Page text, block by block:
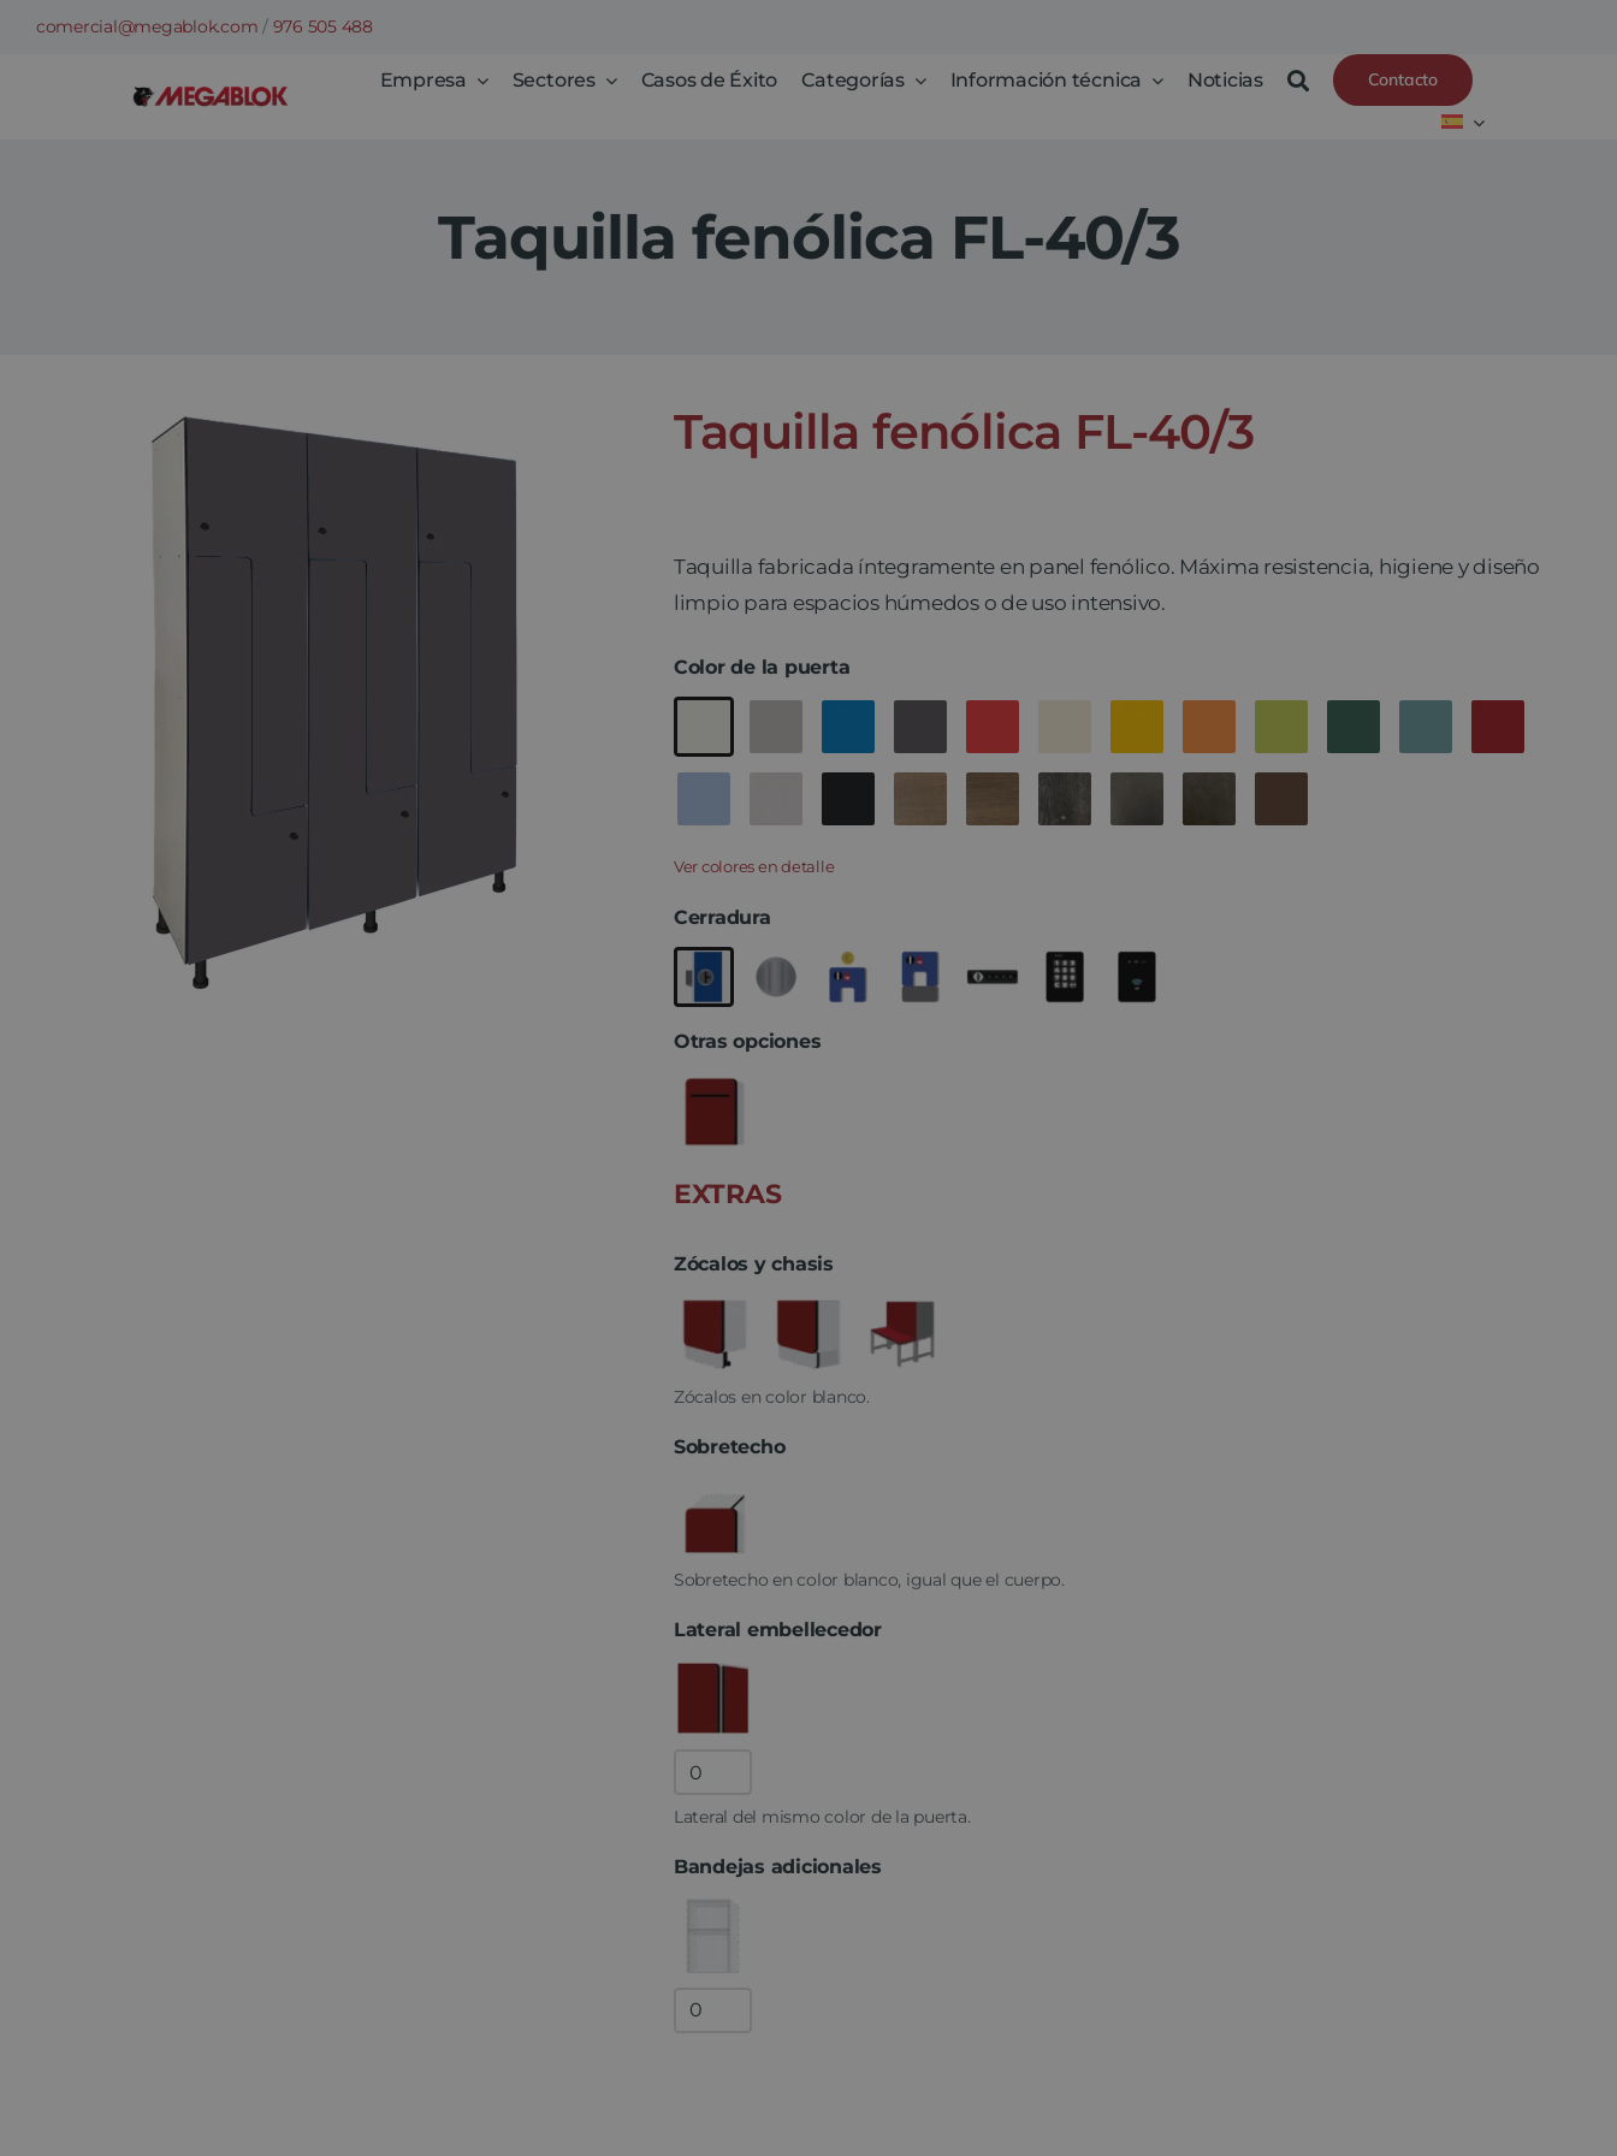
Saltarcomercial@megablok.com / 976 505 488
Empresa Sectores Casos de Éxito Categorías Información técnica Noticias Contacto
Taquilla fenólica FL-40/3
Taquilla fenólica FL-40/3
Taquilla fabricada íntegramente en panel fenólico. Máxima resistencia, higiene y diseño
limpio para espacios húmedos o de uso intensivo.
Color de la puerta
Ver colores en detalle
Cerradura
Otras opciones
EXTRAS
Zócalos y chasis
Zócalos en color blanco.
Sobretecho
Sobretecho en color blanco, igual que el cuerpo.
Lateral embellecedor
Lateral
fenólico
Lateral del mismo color de la puerta.
Bandejas adicionales
Bandejas